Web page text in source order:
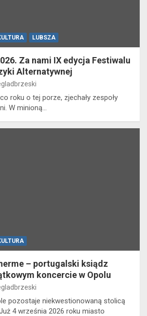
LUBSZA
Za nami IX edycja Festiwalu
Alternatywnej
roku o tej porze, zjechały zespoły
W minioną…
– portugalski ksiądz
koncercie w Opolu
pozostaje niekwestionowaną stolicą
4 września 2026 roku miasto